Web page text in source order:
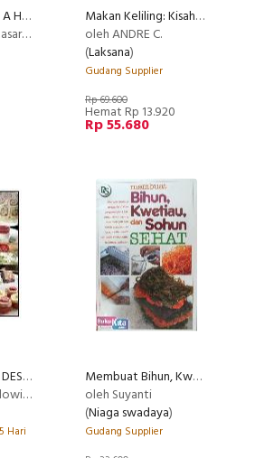
Food Combining A Healthy Life
Makan Keliling: Kisah-Kisah Foodgrammer Berburu Makanan
oleh ANDRE C.
(Laksana)
Gudang Supplier
Rp 69.600
Hemat Rp 13.920
Rp 55.680
HOME COOKING DESSERT
Hari
Membuat Bihun, Kwetiau, dan Sohun SEHAT Food Lovers
oleh Suyanti
(Niaga swadaya)
Gudang Supplier